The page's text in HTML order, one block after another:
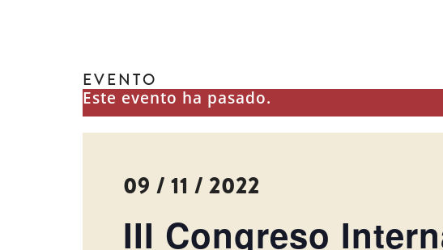
EVENTO
Este evento ha pasado.
09 / 11 / 2022
III Congreso